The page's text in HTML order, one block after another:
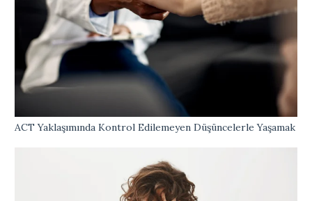
ACT Yaklaşımında Kontrol Edilemeyen Düşüncelerle Yaşamak